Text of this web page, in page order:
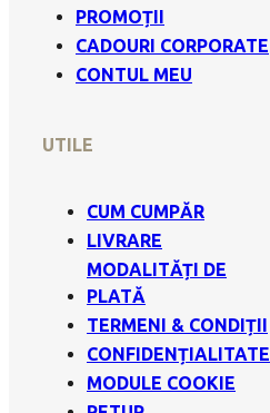
PROMOȚII
CADOURI CORPORATE
CONTUL MEU
UTILE
CUM CUMPĂR
LIVRARE
MODALITĂȚI DE
PLATĂ
TERMENI & CONDIȚII
CONFIDENȚIALITATE
MODULE COOKIE